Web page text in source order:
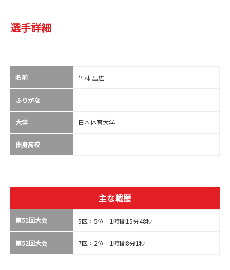
選手詳細
名前 竹林 昌広
ふりがな
大学 日本体育大学
出身高校
主な戦歴
第51回大会 5区：5位 1時間15分48秒
第52回大会 7区：2位 1時間8分1秒